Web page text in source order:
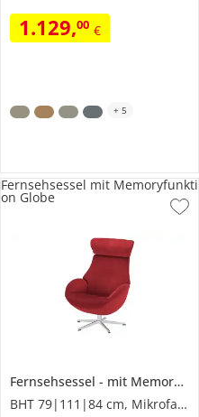
1.129,00 €
+ 5
Fernsehsessel
mit Memoryfunktion
BHT 79|111|84 cm, Mikrofaser
Fernsehsessel mit Memoryfunkti
on Globe